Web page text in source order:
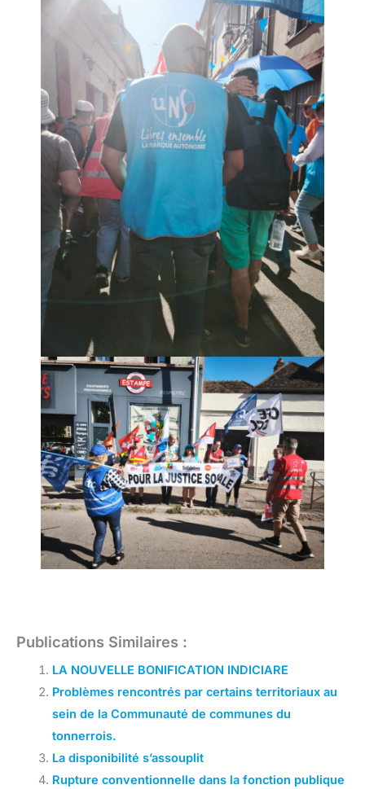
Publications Similaires :
LA NOUVELLE BONIFICATION INDICIARE
Problèmes rencontrés par certains territoriaux au
sein de la Communauté de communes du
tonnerrois.
La disponibilité s’assouplit
Rupture conventionnelle dans la fonction publique